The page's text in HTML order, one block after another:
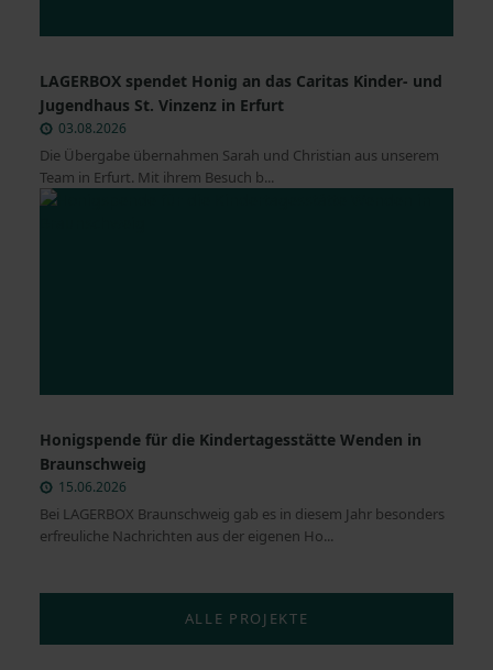
LAGERBOX spendet Honig an das Caritas Kinder- und
Jugendhaus St. Vinzenz in Erfurt
Die Übergabe übernahmen Sarah und Christian aus unserem
Team in Erfurt. Mit ihrem Besuch b...
03.08.2026
Honigspende für die Kindertagesstätte Wenden in
Braunschweig
Bei LAGERBOX Braunschweig gab es in diesem Jahr besonders
erfreuliche Nachrichten aus der eigenen Ho...
15.06.2026
ALLE PROJEKTE